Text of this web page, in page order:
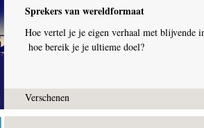
Sprekers van wereldformaat
Hoe vertel je je eigen verhaal met blijvende
hoe bereik je je ultieme doel?
Verschenen